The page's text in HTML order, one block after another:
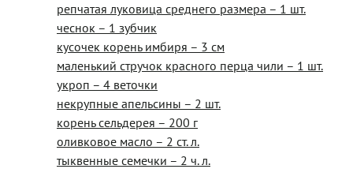
репчатая луковица среднего размера – 1 шт.
чеснок – 1 зубчик
кусочек корень имбиря – 3 см
маленький стручок красного перца чили – 1 шт.
укроп – 4 веточки
некрупные апельсины – 2 шт.
корень сельдерея – 200 г
оливковое масло – 2 ст. л.
тыквенные семечки – 2 ч. л.